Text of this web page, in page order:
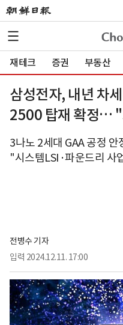
재테크 증권 부동산
삼성전자, 내년 차
2500 탑재 확정…
3나노 2세대 GAA 공정 안
"시스템LSI·파운드리 사
전병수 기자
입력 2024.12.11. 17:00